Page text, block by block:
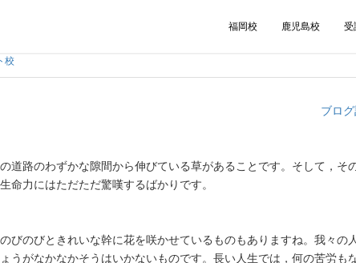
福岡校 鹿児島校 受
校
ブロ
道路のわずかな隙間から伸びている草があることです。そして，そ
命力にはただただ驚嘆するばかりです。
びのびときれいな幹に花を咲かせているものもありますね。我々の
うがなかなかそうはいかないものです。長い人生では，何の苦労も